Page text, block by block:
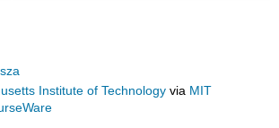
Institute of Technology via MIT